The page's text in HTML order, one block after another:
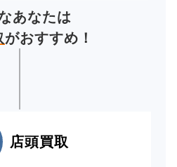
あなたは
がおすすめ！
店頭買取